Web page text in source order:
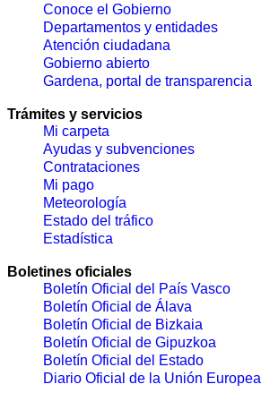
Conoce el Gobierno
Departamentos y entidades
Atención ciudadana
Gobierno abierto
Gardena, portal de transparencia
Trámites y servicios
Mi carpeta
Ayudas y subvenciones
Contrataciones
Mi pago
Meteorología
Estado del tráfico
Estadística
Boletines oficiales
Boletín Oficial del País Vasco
Boletín Oficial de Álava
Boletín Oficial de Bizkaia
Boletín Oficial de Gipuzkoa
Boletín Oficial del Estado
Diario Oficial de la Unión Europea